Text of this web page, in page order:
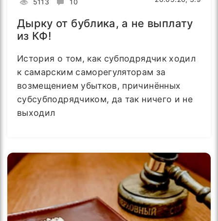
5113 10
Дырку от бублика, а не выплату
из КФ!
История о том, как субподрядчик ходил
к самарским саморегуляторам за
возмещением убытков, причинённых
субсубподрядчиком, да так ничего и не
выходил